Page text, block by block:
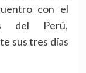
con el
del Perú,
sus tres días